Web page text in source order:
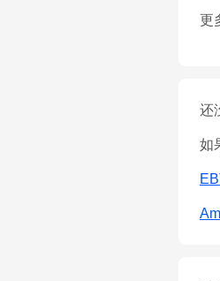
更
还
如